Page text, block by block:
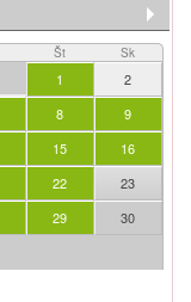
Št Sk
1
2
8
9
15
16
22
23
29
30